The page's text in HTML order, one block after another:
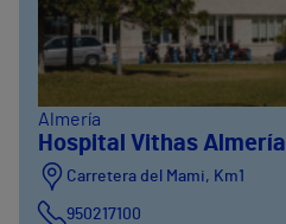
Almería
Hospital Vithas Almería
Carretera del Mami, Km1
950217100